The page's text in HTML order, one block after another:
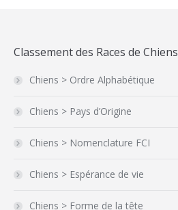
Classement des Races de Chiens
Chiens > Ordre Alphabétique
Chiens > Pays d’Origine
Chiens > Nomenclature FCI
Chiens > Espérance de vie
Chiens > Forme de la tête